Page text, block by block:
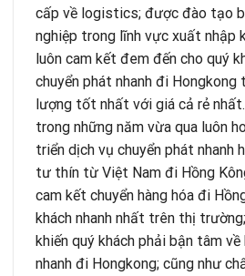
cấp về logistics; được đào tạo
nghiệp trong lĩnh vực xuất nhập
luôn cam kết đem đến cho quý
chuyển phát nhanh đi Hongkong
lượng tốt nhất với giá cả rẻ
trong những năm vừa qua luôn
triển dịch vụ chuyển phát nhanh
tư thín từ Việt Nam đi Hồng
cam kết chuyển hàng hóa đi
khách nhanh nhất trên thị
khiến quý khách phải bận tâm
nhanh đi Hongkong; cũng như